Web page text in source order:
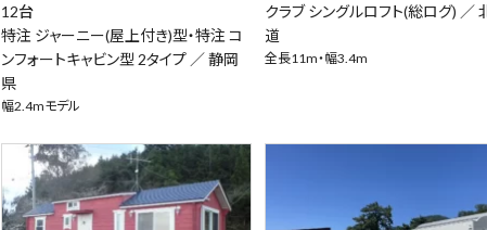
12台
特注 ジャーニー(屋上付き)型・特注 コ
ンフォートキャビン型 2タイプ ／静岡
県
幅2.4mモデル
クラブ シングルロフト(総ログ) ／
道
全長11m・幅3.4m